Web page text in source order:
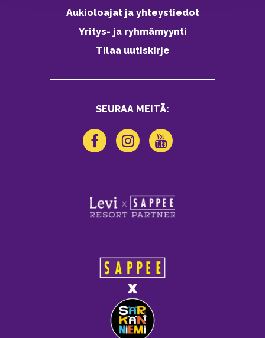
Aukioloajat ja yhteystiedot
Yritys- ja ryhmämyynti
Tilaa uutiskirje
SEURAA MEITÄ: